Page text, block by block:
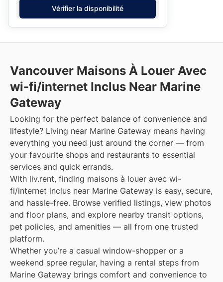
Vérifier la disponibilité
Vancouver Maisons À Louer Avec
wi-fi/internet Inclus Near Marine
Gateway
Looking for the perfect balance of convenience and
lifestyle? Living near Marine Gateway means having
everything you need just around the corner — from
your favourite shops and restaurants to essential
services and quick errands.
With liv.rent, finding maisons à louer avec wi-
fi/internet inclus near Marine Gateway is easy, secure,
and hassle-free. Browse verified listings, view photos
and floor plans, and explore nearby transit options,
pet policies, and amenities — all from one trusted
platform.
Whether you’re a casual window-shopper or a
weekend spree regular, having a rental steps from
Marine Gateway brings comfort and convenience to